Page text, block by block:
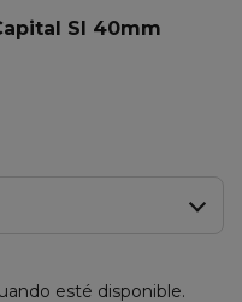
Sl 40mm
esté disponible.